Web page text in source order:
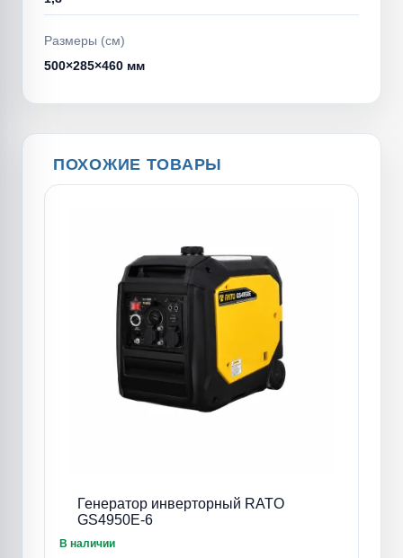
Размеры (см)
500×285×460 мм
ПОХОЖИЕ ТОВАРЫ
Генератор инверторный RATO
GS4950E-6
В наличии